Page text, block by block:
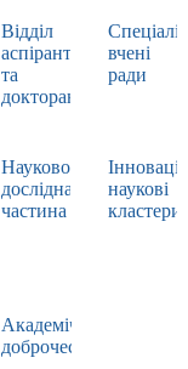
Відділ
аспірантури
та
докторантури
вчені
ради
Науково-
дослідна
частина
наукові
кластери
Академічна
доброчесність